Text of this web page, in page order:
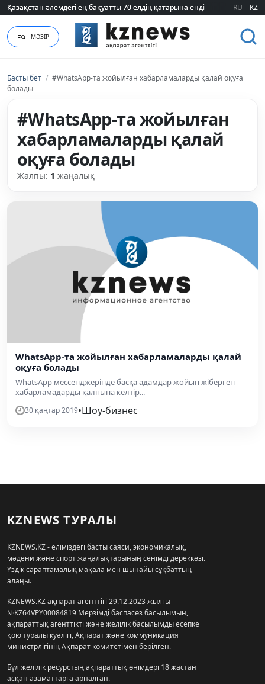
Қазақстан әлемдегі ең бақуатты 70 елдің қатарына енді
Қазақстан әлемдегі ең бақуатты 70 елдің қатарына енді RU KZ
МӘЗІР
Басты бет / #WhatsApp-та жойылған хабарламаларды қалай оқуға
болады
#WhatsApp-та жойылған
хабарламаларды қалай
оқуға болады
Жалпы: 1 жаңалық
WhatsApp-та жойылған хабарламаларды қалай
оқуға болады
WhatsApp мессенджерінде басқа адамдар жойып жіберген
хабарламадарды қалпына келтір...
30 қаңтар 2019•Шоу-бизнес
KZNEWS ТУРАЛЫ
KZNEWS.KZ - еліміздегі басты саяси, экономикалық,
мәдени және спорт жаңалықтарының сенімді дереккөзі.
Үздік сараптамалық мақала мен шынайы сұқбаттың
алаңы.
KZNEWS.KZ ақпарат агенттігі 29.12.2023 жылғы
№KZ64VPY00084819 Мерзімді баспасөз басылымын,
ақпараттық агенттікті және желілік басылымды есепке
қою туралы куәлігі, Ақпарат және коммуникация
министрлігінің Ақпарат комитетімен берілген.
Бұл желілік ресурстың ақпараттық өнімдері 18 жастан
асқан азаматтарға арналған.